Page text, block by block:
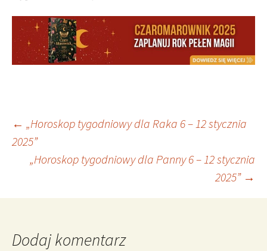
Nawigacja
wpisu
← „Horoskop tygodniowy dla Raka 6 – 12 stycznia
2025”
„Horoskop tygodniowy dla Panny 6 – 12 stycznia
2025” →
Dodaj komentarz